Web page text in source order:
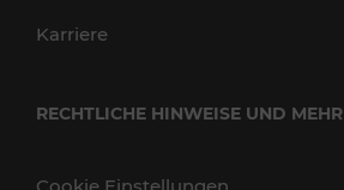
Karriere
RECHTLICHE HINWEISE UND MEHR